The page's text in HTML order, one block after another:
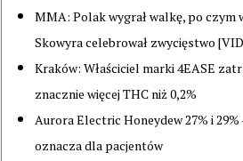
MMA: Polak wygrał walkę, po czym
Skowyra celebrował zwycięstwo
Kraków: Właściciel marki 4EASE
znacznie więcej THC niż 0,2%
Aurora Electric Honeydew 27% i
oznacza dla pacjentów